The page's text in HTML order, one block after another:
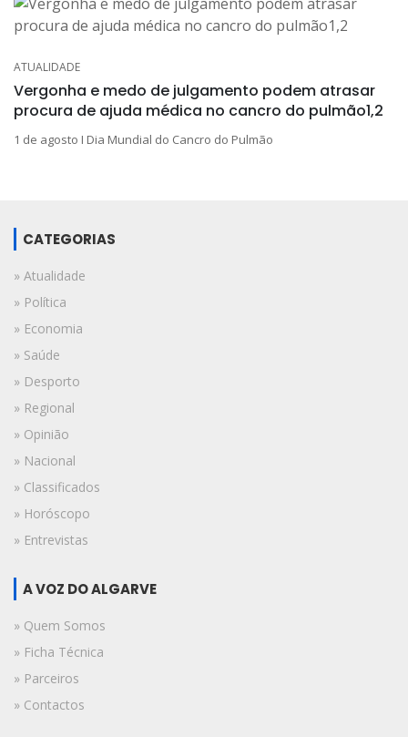
ATUALIDADE
Vergonha e medo de julgamento podem atrasar
procura de ajuda médica no cancro do pulmão1,2
1 de agosto I Dia Mundial do Cancro do Pulmão
CATEGORIAS
» Atualidade
» Política
» Economia
» Saúde
» Desporto
» Regional
» Opinião
» Nacional
» Classificados
» Horóscopo
» Entrevistas
A VOZ DO ALGARVE
» Quem Somos
» Ficha Técnica
» Parceiros
» Contactos